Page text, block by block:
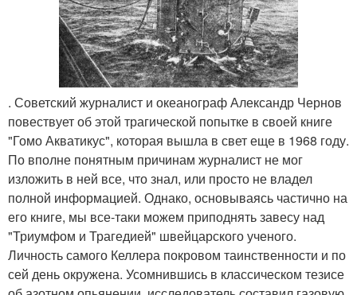
. Советский журналист и океанограф Александр Чернов
повествует об этой трагической попытке в своей книге
"Гомо Акватикус", которая вышла в свет еще в 1968 году.
По вполне понятным причинам журналист не мог
изложить в ней все, что знал, или просто не владел
полной информацией. Однако, основываясь частично на
его книге, мы все-таки можем приподнять завесу над
"Триумфом и Трагедией" швейцарского ученого.
Личность самого Келлера покровом таинственности и по
сей день окружена. Усомнившись в классическом тезисе